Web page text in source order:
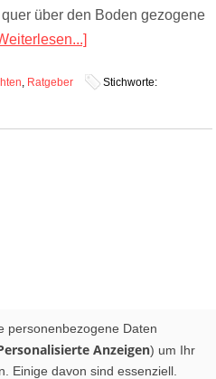
über den Boden gezogene
, Ratgeber
Stichworte:
personenbezogene Daten
Anzeigen) um Ihr
Einige davon sind essenziell.